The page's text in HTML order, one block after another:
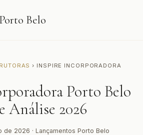
Belo
› INSPIRE INCORPORADORA
Porto Belo
Análise 2026
de 2026 · Lançamentos Porto Belo